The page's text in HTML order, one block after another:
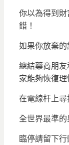
你以為得到
錯！
如果你放棄
總結藥商朋
家能夠恢復理
在電線杆上
全世界最準
臨停請留下